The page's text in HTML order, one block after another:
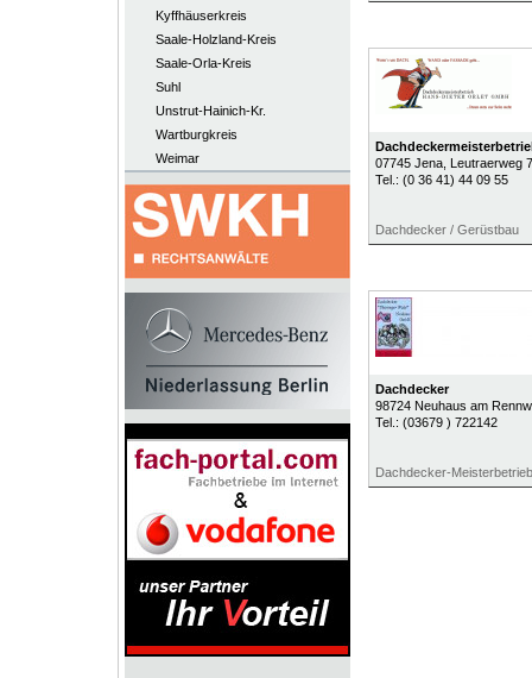
Kyffhäuserkreis
Saale-Holzland-Kreis
Saale-Orla-Kreis
Suhl
Unstrut-Hainich-Kr.
Wartburgkreis
Weimar
07745 Jena, Leutraerweg 7
Tel.: (0 36 41) 44 09 55
Dachdecker / Gerüstbau
Dachdecker
98724 Neuhaus am
Tel.: (03679 ) 722142
Dachdecker-Meisterbetrieb